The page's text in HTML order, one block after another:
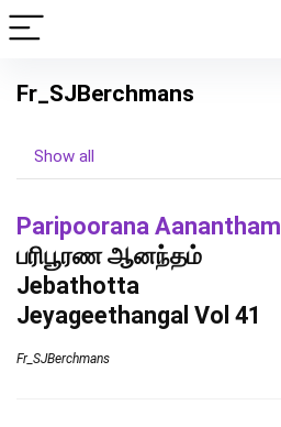
Fr_SJBerchmans
Show all
Paripoorana Aanantham
பரிபூரண ஆனந்தம்
Jebathotta
Jeyageethangal Vol 41
Fr_SJBerchmans